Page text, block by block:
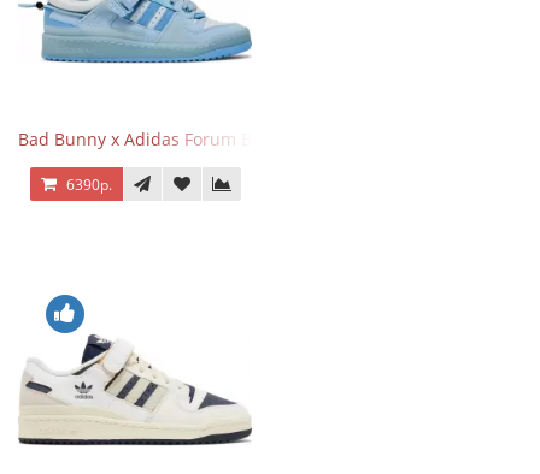
Bad Bunny x Adidas Forum Buckle Low Blue Tint
6390р.